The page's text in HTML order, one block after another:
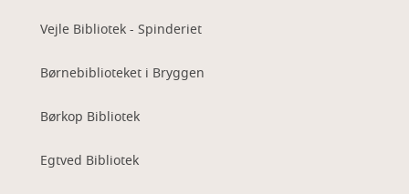
Vejle Bibliotek - Spinderiet
Børnebiblioteket i Bryggen
Børkop Bibliotek
Egtved Bibliotek